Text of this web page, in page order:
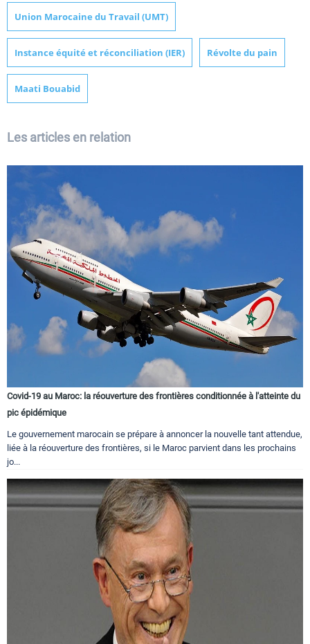
Union Marocaine du Travail (UMT)
Instance équité et réconciliation (IER) Révolte du pain
Maati Bouabid
Les articles en relation
Covid-19 au Maroc: la réouverture des frontières conditionnée à l'atteinte du
pic épidémique
Le gouvernement marocain se prépare à annoncer la nouvelle tant attendue,
liée à la réouverture des frontières, si le Maroc parvient dans les prochains
jo...